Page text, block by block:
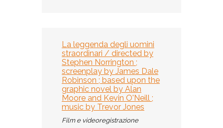
La leggenda degli uomini
straordinari / directed by
Stephen Norrington ;
screenplay by James Dale
Robinson ; based upon the
graphic novel by Alan
Moore and Kevin O'Neill ;
music by Trevor Jones
Film e videoregistrazione